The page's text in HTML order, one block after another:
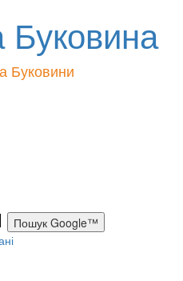
Буковина
Буковини